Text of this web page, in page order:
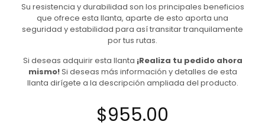
Su resistencia y durabilidad son los principales beneficios
que ofrece esta llanta, aparte de esto aporta una
seguridad y estabilidad para así transitar tranquilamente
por tus rutas.
Si deseas adquirir esta llanta ¡Realiza tu pedido ahora
mismo!Si deseas más información y detalles de esta
llanta dirígete a la descripción ampliada del producto.
$955.00